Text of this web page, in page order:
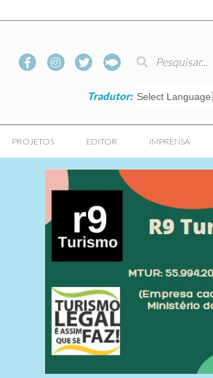
Select Language
Tradutor:
PROJETOS EDITOR IMPRENSA